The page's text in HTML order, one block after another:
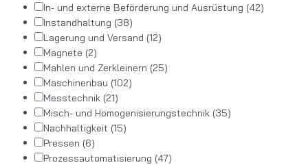
In- und externe Beförderung und Ausrüstung (42)
Instandhaltung (38)
Lagerung und Versand (12)
Magnete (2)
Mahlen und Zerkleinern (25)
Maschinenbau (102)
Messtechnik (21)
Misch- und Homogenisierungstechnik (35)
Nachhaltigkeit (15)
Pressen (6)
Prozessautomatisierung (47)